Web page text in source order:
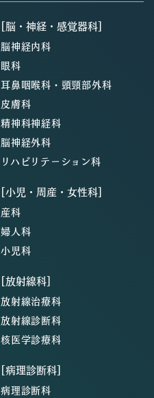
[脳・神経・感覚器科]
脳神経内科
眼科
耳鼻咽喉科・頭頸部外科
皮膚科
精神科神経科
脳神経外科
リハビリテーション科
[小児・周産・女性科]
産科
婦人科
小児科
[放射線科]
放射線治療科
放射線診断科
核医学診療科
[病理診断科]
病理診断科